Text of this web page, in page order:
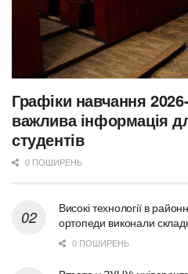
Графіки навчання
важлива інформація
студентів
0 ПОШИРЕНЬ
Високі технології в
ортопеди виконали
0 ПОШИРЕНЬ